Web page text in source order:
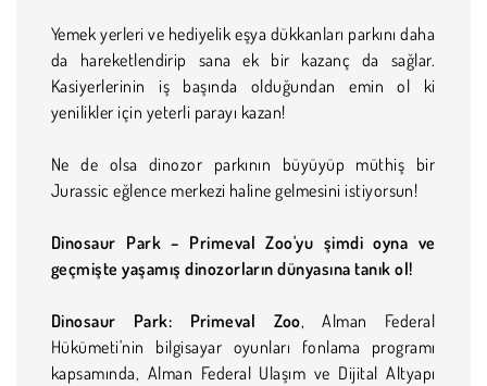
Yemek yerleri ve hediyelik eşya dükkanları parkını daha
da hareketlendirip sana ek bir kazanç da sağlar.
Kasiyerlerinin iş başında olduğundan emin ol ki
yenilikler için yeterli parayı kazan!
Ne de olsa dinozor parkının büyüyüp müthiş bir
Jurassic eğlence merkezi haline gelmesini istiyorsun!
Dinosaur Park – Primeval Zoo'yu şimdi oyna ve
geçmişte yaşamış dinozorların dünyasına tanık ol!
Dinosaur Park: Primeval Zoo, Alman Federal
Hükümeti'nin bilgisayar oyunları fonlama programı
kapsamında, Alman Federal Ulaşım ve Dijital Altyapı